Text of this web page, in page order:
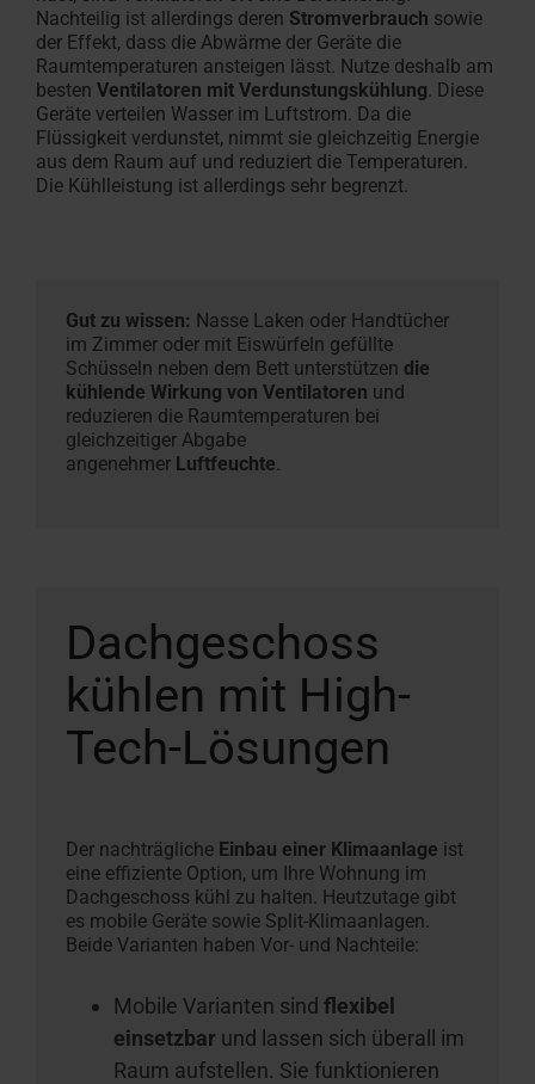
Nachteilig ist allerdings deren Stromverbrauch sowie
der Effekt, dass die Abwärme der Geräte die
Raumtemperaturen ansteigen lässt. Nutze deshalb am
besten Ventilatoren mit Verdunstungskühlung . Diese
Geräte verteilen Wasser im Luftstrom. Da die
Flüssigkeit verdunstet, nimmt sie gleichzeitig Energie
aus dem Raum auf und reduziert die Temperaturen.
Die Kühlleistung ist allerdings sehr begrenzt.
Gut zu wissen: Nasse Laken oder Handtücher
im Zimmer oder mit Eiswürfeln gefüllte
Schüsseln neben dem Bett unterstützen die
kühlende Wirkung von Ventilatoren und
reduzieren die Raumtemperaturen bei
gleichzeitiger Abgabe
angenehmer Luftfeuchte
Dachgeschoss
kühlen mit High-
Tech-Lösungen
Der nachträgliche Einbau einer Klimaanlage ist
eine effiziente Option, um Ihre Wohnung im
Dachgeschoss kühl zu halten. Heutzutage gibt
es mobile Geräte sowie Split-Klimaanlagen.
Beide Varianten haben Vor- und Nachteile:
Mobile Varianten sind flexibel
einsetzbar und lassen sich überall im
Raum aufstellen. Sie funktionieren